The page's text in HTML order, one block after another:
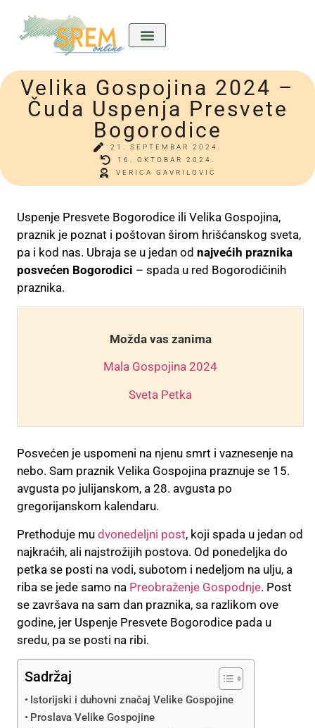
Velika Gospojina 2024 –
Čuda Uspenja Presvete
Bogorodice
21. SEPTEMBAR 2024.
16. OKTOBAR 2024.
VERICA GAVRILOVIĆ
Uspenje Presvete Bogorodice ili Velika Gospojina,
praznik je poznat i poštovan širom hrišćanskog sveta,
pa i kod nas. Ubraja se u jedan od najvećih praznika
posvećen Bogorodici – spada u red Bogorodičinih
praznika.
Možda vas zanima
Mala Gospojina 2024
Sveta Petka
Posvećen je uspomeni na njenu smrt i vaznesenje na
nebo. Sam praznik Velika Gospojina praznuje se 15.
avgusta po julijanskom, a 28. avgusta po
gregorijanskom kalendaru.
Prethoduje mu dvonedeljni post, koji spada u jedan od
najkraćih, ali najstrožijih postova. Od ponedeljka do
petka se posti na vodi, subotom i nedeljom na ulju, a
riba se jede samo na Preobraženje Gospodnje. Post
se završava na sam dan praznika, sa razlikom ove
godine, jer Uspenje Presvete Bogorodice pada u
sredu, pa se posti na ribi.
Sadržaj
Istorijski i duhovni značaj Velike Gospojine
Proslava Velike Gospojine